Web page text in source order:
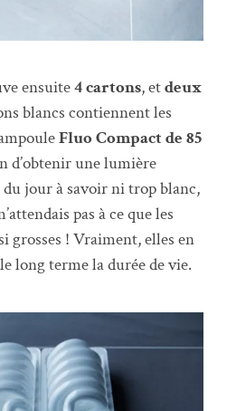
ensuite4 cartons, etdeux
blancs contiennent les
Fluo Compact de 85
d’obtenir une lumière
jour à savoir ni trop blanc,
pas à ce que les
grosses ! Vraiment, elles en
long terme la durée de vie.